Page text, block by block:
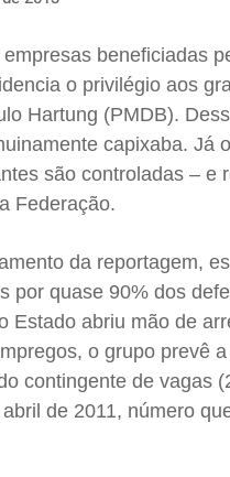
beneficiadas
o privilégio aos
Hartung (PMDB).
capixaba. Já
são controladas –
Federação.
da reportagem,
por quase 90% dos
Estado abriu mão de
o grupo prevê
contingente de vagas
de 2011, número